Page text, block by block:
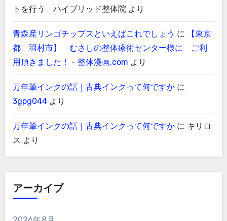
トを行う ハイブリッド整体院 より
青森産リンゴチップスといえばこれでしょう に
【東京
都 羽村市】 むさしの整体療術センター様に ご利
用頂きました！ - 整体漫画.com より
万年筆インクの話｜古典インクって何ですかに
3gpg044より
万年筆インクの話｜古典インクって何ですかに キリロ
ス より
アーカイブ